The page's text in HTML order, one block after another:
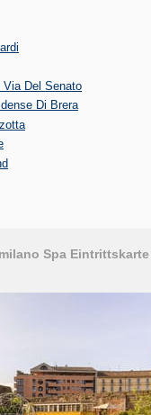
Via Del Senato
Di Brera
Spa Eintrittskarte